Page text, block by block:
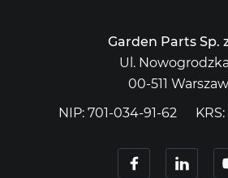
Garden Parts Sp.
Ul. Nowogrodzka
00-511
NIP: 701-034-91-62